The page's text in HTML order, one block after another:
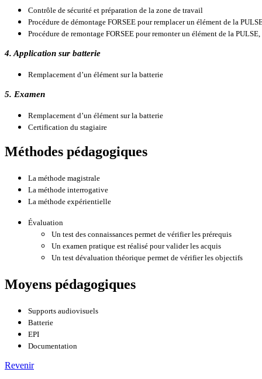
Contrôle de sécurité et préparation de la zone de travail
Procédure de démontage FORSEE pour remplacer un élément de la
Procédure de remontage FORSEE pour remonter un élément de la
4. Application sur batterie
Remplacement d’un élément sur la batterie
5. Examen
Remplacement d’un élément sur la batterie
Certification du stagiaire
Méthodes pédagogiques
La méthode magistrale
La méthode interrogative
La méthode expérientielle
Évaluation
Un test des connaissances permet de vérifier les prérequis
Un examen pratique est réalisé pour valider les acquis
Un test dévaluation théorique permet de vérifier les objectifs
Moyens pédagogiques
Supports audiovisuels
Batterie
EPI
Documentation
Revenir